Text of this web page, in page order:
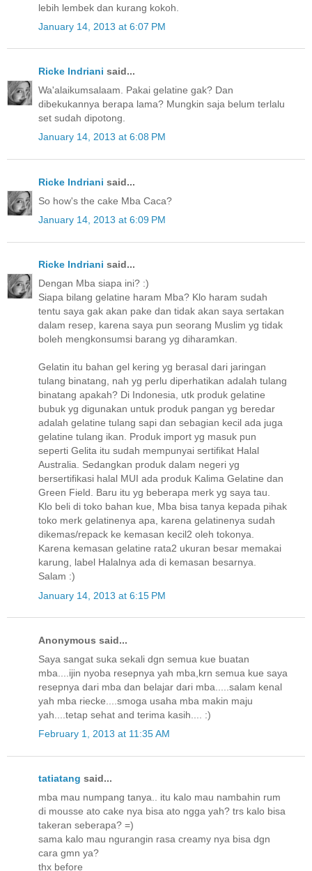
lebih lembek dan kurang kokoh.
January 14, 2013 at 6:07 PM
Ricke Indriani said...
Wa'alaikumsalaam. Pakai gelatine gak? Dan
dibekukannya berapa lama? Mungkin saja belum terlalu
set sudah dipotong.
January 14, 2013 at 6:08 PM
Ricke Indriani said...
So how's the cake Mba Caca?
January 14, 2013 at 6:09 PM
Ricke Indriani said...
Dengan Mba siapa ini? :)
Siapa bilang gelatine haram Mba? Klo haram sudah
tentu saya gak akan pake dan tidak akan saya sertakan
dalam resep, karena saya pun seorang Muslim yg tidak
boleh mengkonsumsi barang yg diharamkan.
Gelatin itu bahan gel kering yg berasal dari jaringan
tulang binatang, nah yg perlu diperhatikan adalah tulang
binatang apakah? Di Indonesia, utk produk gelatine
bubuk yg digunakan untuk produk pangan yg beredar
adalah gelatine tulang sapi dan sebagian kecil ada juga
gelatine tulang ikan. Produk import yg masuk pun
seperti Gelita itu sudah mempunyai sertifikat Halal
Australia. Sedangkan produk dalam negeri yg
bersertifikasi halal MUI ada produk Kalima Gelatine dan
Green Field. Baru itu yg beberapa merk yg saya tau.
Klo beli di toko bahan kue, Mba bisa tanya kepada pihak
toko merk gelatinenya apa, karena gelatinenya sudah
dikemas/repack ke kemasan kecil2 oleh tokonya.
Karena kemasan gelatine rata2 ukuran besar memakai
karung, label Halalnya ada di kemasan besarnya.
Salam :)
January 14, 2013 at 6:15 PM
Anonymous said...
Saya sangat suka sekali dgn semua kue buatan
mba....ijin nyoba resepnya yah mba,krn semua kue saya
resepnya dari mba dan belajar dari mba.....salam kenal
yah mba riecke....smoga usaha mba makin maju
yah....tetap sehat and terima kasih.... :)
February 1, 2013 at 11:35 AM
tatiatang said...
mba mau numpang tanya.. itu kalo mau nambahin rum
di mousse ato cake nya bisa ato ngga yah? trs kalo bisa
takeran seberapa? =)
sama kalo mau ngurangin rasa creamy nya bisa dgn
cara gmn ya?
thx before